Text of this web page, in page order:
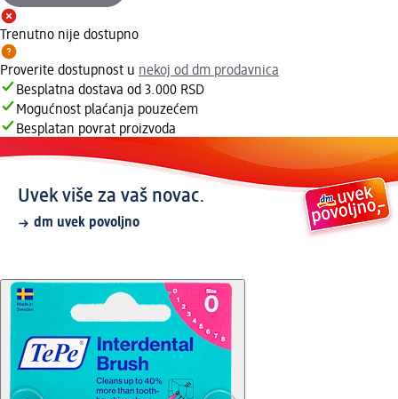
Trenutno nije dostupno
Proverite dostupnost u nekoj od dm prodavnica
Besplatna dostava od 3.000 RSD
Mogućnost plaćanja pouzećem
Besplatan povrat proizvoda
Uvek više za vaš novac.
dm uvek povoljno